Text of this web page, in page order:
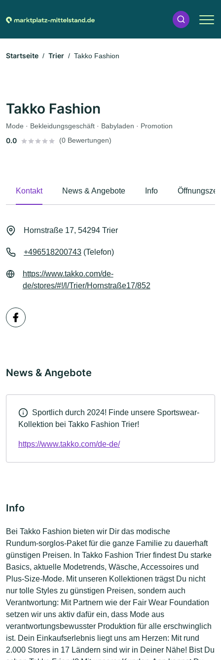
Startseite Trier Takko Fashion
Takko Fashion
Mode · Bekleidungsgeschäft · Babyladen · Promotion
0.0 (0 Bewertungen)
Kontakt News & Angebote Info
Hornstraße 17, 54294 Trier
+496518200743 (Telefon)
https://www.takko.com/de-
de/stores/#!/l/Trier/Hornstraße17/852
News & Angebote
Sportlich durch 2024! Finde unsere Sportswear-
Kollektion bei Takko Fashion Trier!
https://www.takko.com/de-de/
Info
Bei Takko Fashion bieten wir Dir das modische
Rundum‑sorglos‑Paket für die ganze Familie zu dauerhaft
günstigen Preisen. In Takko Fashion Trier findest Du starke
Basics, aktuelle Modetrends, Wäsche, Accessoires und
Plus‑Size‑Mode. Mit unseren Kollektionen trägst Du nicht
nur tolle Styles zu günstigen Preisen, sondern auch
Verantwortung: Mit Partnern wie der Fair Wear Foundation
setzen wir uns aktiv dafür ein, dass Mode aus
verantwortungsbewusster Produktion für alle erschwinglich
ist. Dein Einkaufserlebnis liegt uns am Herzen: Mit rund
2.000 Stores in 17 Ländern sind wir in Deiner Nähe! Bist Du